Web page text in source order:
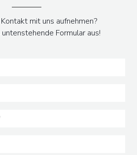
mit uns aufnehmen?
Formular aus!